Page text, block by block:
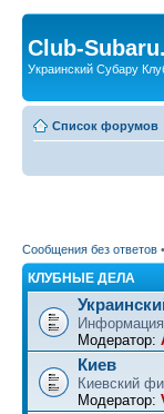
Club-
Украинский Субару
Список форумов
Сообщения без ответов •
КЛУБНЫЕ ДЕЛА
Модератор:
Киев
Киевский
Модератор: